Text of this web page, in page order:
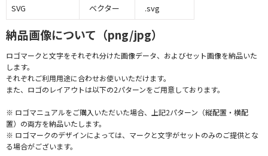
SVG
ベクター .svg
納品画像について（png/jpg）
ロゴマークと文字をそれぞれ分けた画像データ、およびセット画像を納品いた
します。
それぞれご利用用途に合わせお使いいただけます。
また、ロゴのレイアウトは以下の2パターンをご用意しております。
※ ロゴマニュアルをご購入いただいた場合、上記2パターン（縦配置・横配
置）の両方を納品いたします。
※ ロゴマークのデザインによっては、マークと文字がセットのみのご提供とな
る場合がございます。